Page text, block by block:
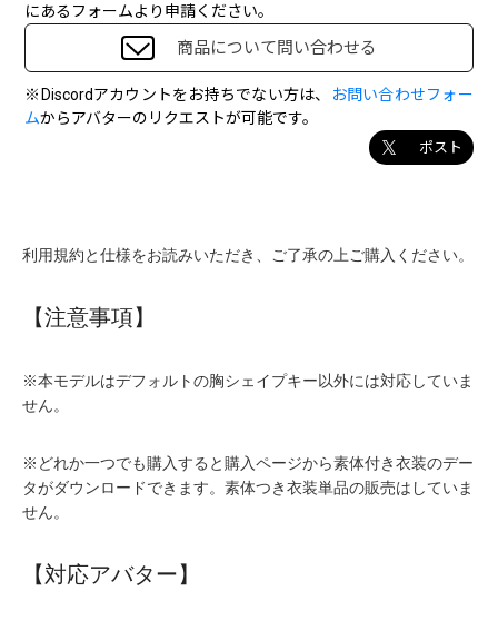
にあるフォームより申請ください。
ポスト
商品について問い合わせる
※Discordアカウントをお持ちでない方は、
お問い合わせフォー
ムからアバターのリクエストが可能です。
利用規約と仕様をお読みいただき、ご了承の上ご購入ください。
【注意事項】
※本モデルはデフォルトの胸シェイプキー以外には対応していま
せん。
※どれか一つでも購入すると購入ページから素体付き衣装のデー
タがダウンロードできます。素体つき衣装単品の販売はしていま
せん。
【対応アバター】